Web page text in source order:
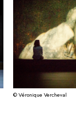
© Véronique Vercheval